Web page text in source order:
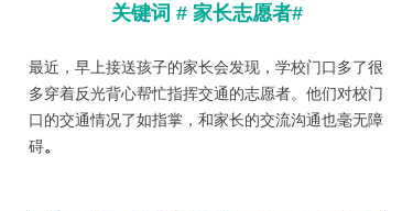
关键词 # 家长志愿者#
最近，早上接送孩子的家长会发现，学校门口多了很
多穿着反光背心帮忙指挥交通的志愿者。他们对校门
口的交通情况了如指掌，和家长的交流沟通也毫无障
碍。